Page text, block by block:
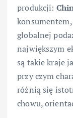
produkcji:
konsumentem,
globalnej
największym
są takie kraje
przy czym
różnią się
chowu,